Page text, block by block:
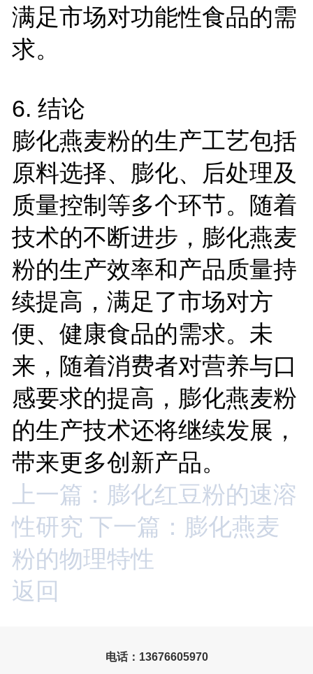
满足市场对功能性食品的需
求。
6. 结论
膨化燕麦粉的生产工艺包括
原料选择、膨化、后处理及
质量控制等多个环节。随着
技术的不断进步，膨化燕麦
粉的生产效率和产品质量持
续提高，满足了市场对方
便、健康食品的需求。未
来，随着消费者对营养与口
感要求的提高，膨化燕麦粉
的生产技术还将继续发展，
带来更多创新产品。
上一篇：膨化红豆粉的速溶
性研究 下一篇：膨化燕麦
粉的物理特性
返回
电话：13676605970